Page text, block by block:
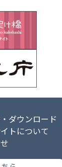
ダウンロード
トについて